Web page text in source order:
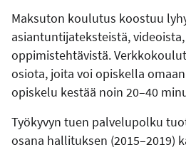
Maksuton koulutus koostuu
asiantuntijateksteistä,
oppimistehtävistä.
osiota, joita voi opiskella
opiskelu kestää noin 20–40
Työkyvyn tuen palvelupolku
osana hallituksen (2015–2019)